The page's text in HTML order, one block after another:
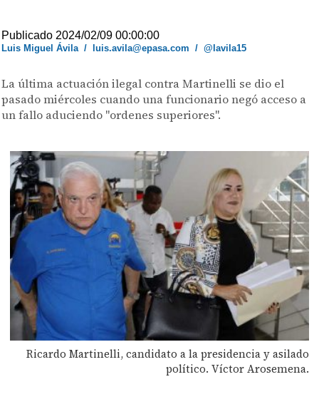
Publicado 2024/02/09 00:00:00
Luis Miguel Ávila/ luis.avila@epasa.com /@lavila15
La última actuación ilegal contra Martinelli se dio el
pasado miércoles cuando una funcionario negó acceso a
un fallo aduciendo "ordenes superiores".
Ricardo Martinelli, candidato a la presidencia y asilado
político. Víctor Arosemena.